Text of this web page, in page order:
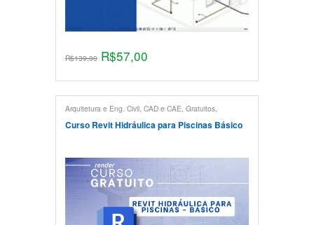
R$139,00 R$57,00
Arquitetura e Eng. Civil, CAD e CAE, Gratuitos,
Hidráulica e Pneumática
Curso Revit Hidráulica para Piscinas Básico